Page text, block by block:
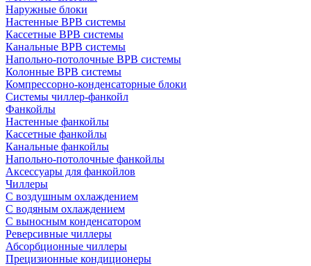
Наружные блоки
Настенные ВРВ системы
Кассетные ВРВ системы
Канальные ВРВ системы
Напольно-потолочные ВРВ системы
Колонные ВРВ системы
Компрессорно-конденсаторные блоки
Системы чиллер-фанкойл
Фанкойлы
Настенные фанкойлы
Кассетные фанкойлы
Канальные фанкойлы
Напольно-потолочные фанкойлы
Аксессуары для фанкойлов
Чиллеры
С воздушным охлаждением
С водяным охлаждением
С выносным конденсатором
Реверсивные чиллеры
Абсорбционные чиллеры
Прецизионные кондиционеры